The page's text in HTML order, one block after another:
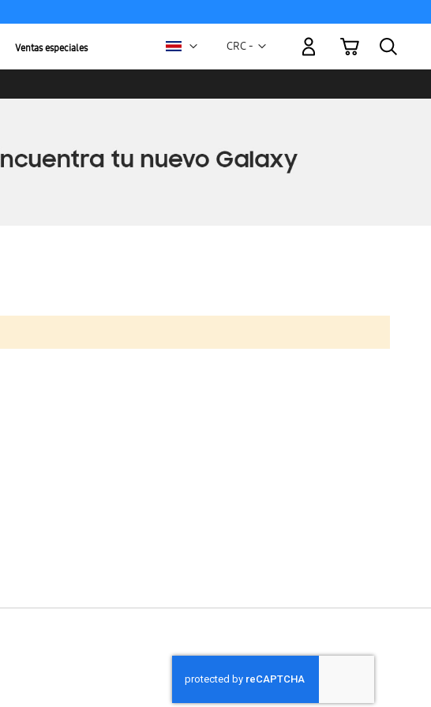
Ventas especiales Moneda
CRC -
Mi carrito